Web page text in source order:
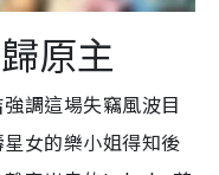
原主
調這場失竊風波目
女的樂小姐得知後